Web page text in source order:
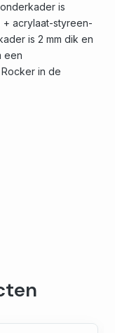
is
acrylaat-styreen-
is 2 mm dik en
een
in de